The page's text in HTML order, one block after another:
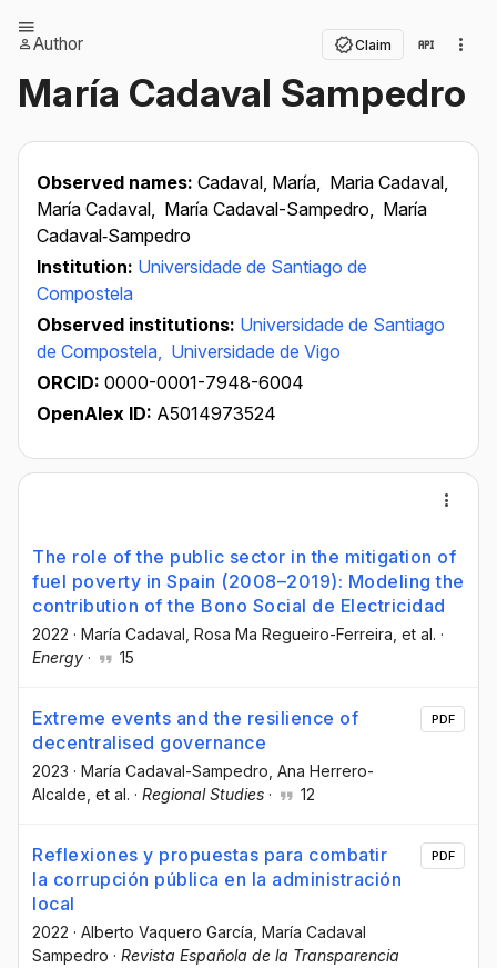
Author Claim
María Cadaval Sampedro
Observed names: Cadaval, María, Maria Cadaval,
María Cadaval, María Cadaval-Sampedro, María
Cadaval‐Sampedro
Institution: Universidade de Santiago de
Compostela
Observed institutions: Universidade de Santiago
de Compostela, Universidade de Vigo
ORCID: 0000-0001-7948-6004
OpenAlex ID: A5014973524
The role of the public sector in the mitigation of
fuel poverty in Spain (2008–2019): Modeling the
contribution of the Bono Social de Electricidad
2022 · María Cadaval , Rosa Ma Regueiro-Ferreira , et al. ·
Energy · 15
Extreme events and the resilience of
decentralised governance
2023 · María Cadaval-Sampedro , Ana Herrero-
Alcalde , et al. · Regional Studies · 12
PDF
Reflexiones y propuestas para combatir
la corrupción pública en la administración
local
2022 · Alberto Vaquero García , María Cadaval
Sampedro · Revista Española de la Transparencia
PDF